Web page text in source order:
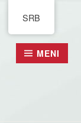
MENI
SRB